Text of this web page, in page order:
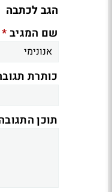
הגב לכתבה
שם המגיב*
כותרת
תוכן